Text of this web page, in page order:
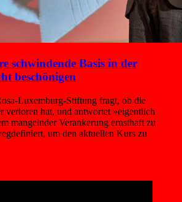
schwindende Basis in der
beschönigen
Luxemburg-Stiftung fragt, ob die
verloren hat, und antwortet »eigentlich
mangelnder Verankerung ernsthaft zu
um den aktuellen Kurs zu